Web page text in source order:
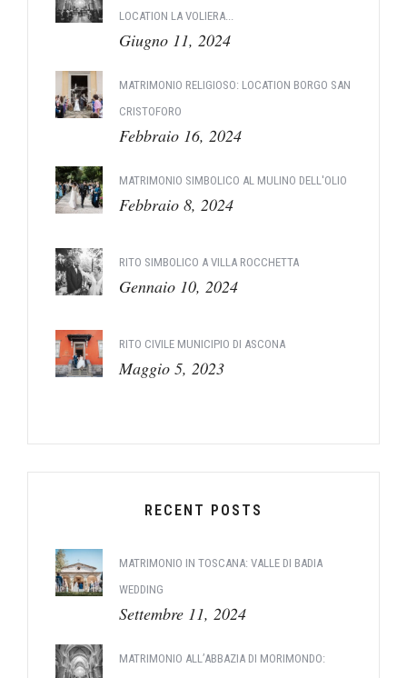
LOCATION LA VOLIERA...
Giugno 11, 2024
MATRIMONIO RELIGIOSO: LOCATION BORGO SAN
CRISTOFORO
Febbraio 16, 2024
MATRIMONIO SIMBOLICO AL MULINO DELL'OLIO
Febbraio 8, 2024
RITO SIMBOLICO A VILLA ROCCHETTA
Gennaio 10, 2024
RITO CIVILE MUNICIPIO DI ASCONA
Maggio 5, 2023
RECENT POSTS
MATRIMONIO IN TOSCANA: VALLE DI BADIA
WEDDING
Settembre 11, 2024
MATRIMONIO ALL’ABBAZIA DI MORIMONDO: